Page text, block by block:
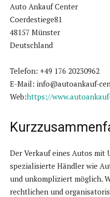
Auto Ankauf Center
Coerdestiege81
48157 Münster
Deutschland
Telefon: +49 176 20230962
E-Mail: info@autoankauf-
Web:https://
Der Verkauf eines Autos mit
spezialisierte Händler wie
und unkompliziert möglich.
rechtlichen und